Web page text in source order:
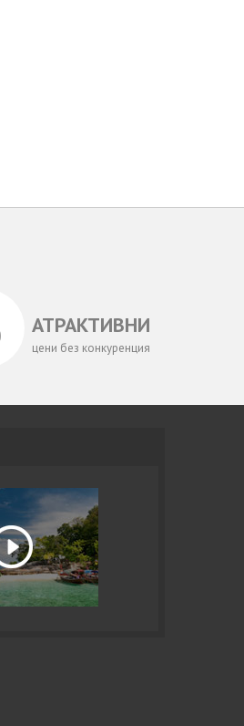
АТРАКТИВНИ
цени без конкуренция